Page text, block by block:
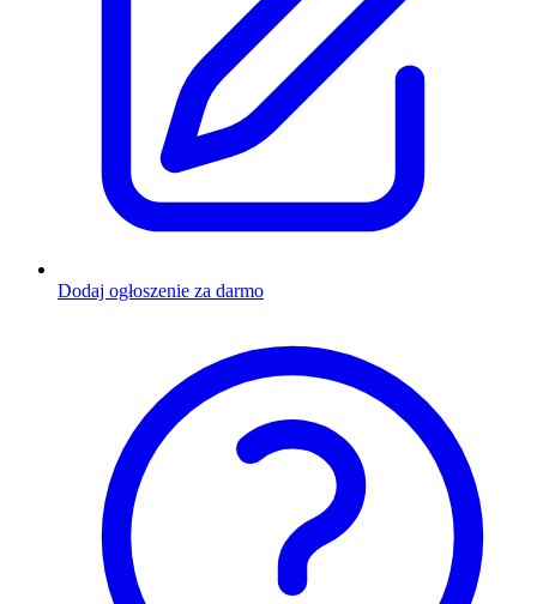
Dodaj ogłoszenie za darmo